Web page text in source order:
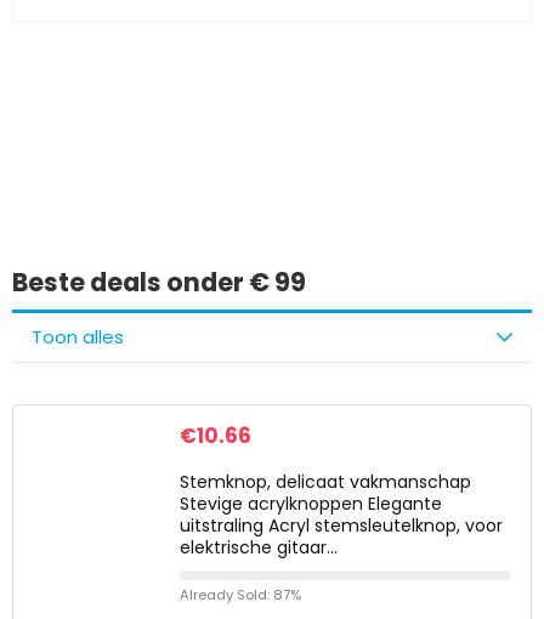
Beste deals onder € 99
Toon alles
€10.66
Stemknop, delicaat vakmanschap
Stevige acrylknoppen Elegante
uitstraling Acryl stemsleutelknop, voor
elektrische gitaar…
Already Sold: 87%